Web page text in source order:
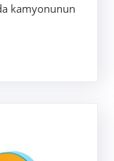
kamyonunun